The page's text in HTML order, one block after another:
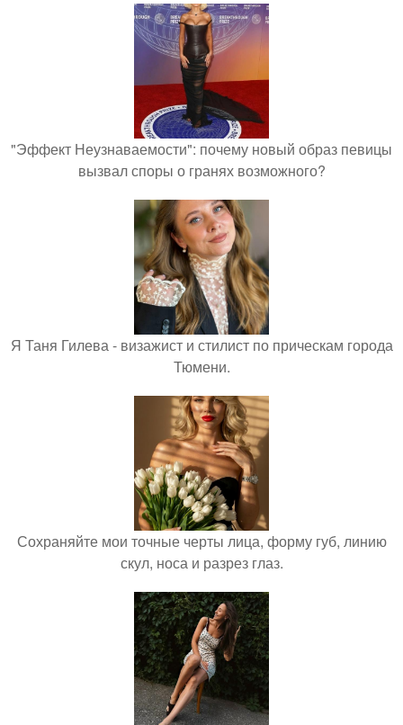
"Эффект Неузнаваемости": почему новый образ певицы
вызвал споры о гранях возможного?
Я Таня Гилева - визажист и стилист по прическам города
Тюмени.
Сохраняйте мои точные черты лица, форму губ, линию
скул, носа и разрез глаз.